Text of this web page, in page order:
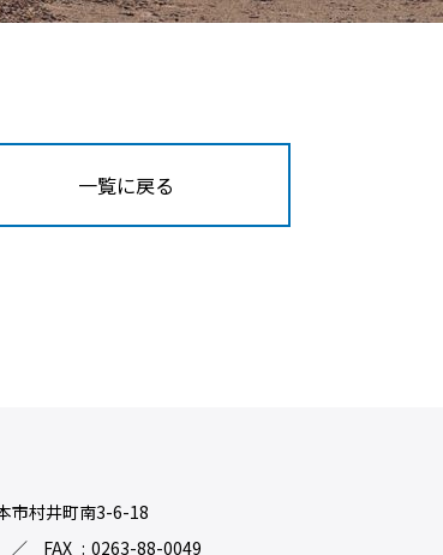
一覧に戻る
市村井町南3-6-18
FAX 0263-88-0049